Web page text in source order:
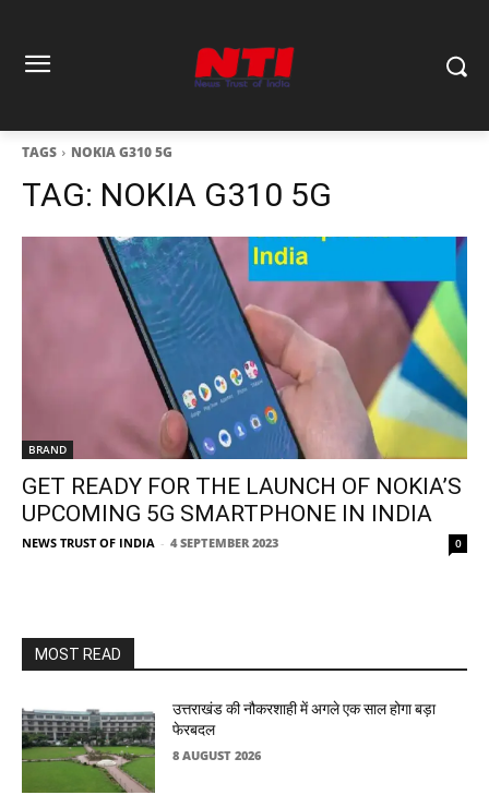
TAGS NOKIA G310 5G
TAG: NOKIA G310 5G
BRAND
GET READY FOR THE LAUNCH OF NOKIA’S
UPCOMING 5G SMARTPHONE IN INDIA
NEWS TRUST OF INDIA - 4 SEPTEMBER 2023 0
MOST READ
उत्तराखंड की नौकरशाही में अगले एक साल होगा बड़ा
फेरबदल
8 AUGUST 2026